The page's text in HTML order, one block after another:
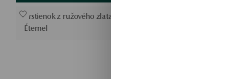
Prstienok z ružového zlata s diamantom -
Éternel